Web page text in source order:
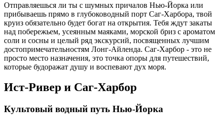
Отправляешься ли ты с шумных причалов Нью-Йорка или
прибываешь прямо в глубоководный порт Саг-Харбора, твой
круиз обязательно будет богат на открытия. Тебя ждут закаты
над побережьем, усеянным маяками, морской бриз с ароматом
соли и сосны и целый ряд экскурсий, посвященных лучшим
достопримечательностям Лонг-Айленда. Саг-Харбор - это не
просто место назначения, это точка опоры для путешествий,
которые будоражат душу и воспевают дух моря.
Ист-Ривер и Саг-Харбор
Культовый водный путь Нью-Йорка